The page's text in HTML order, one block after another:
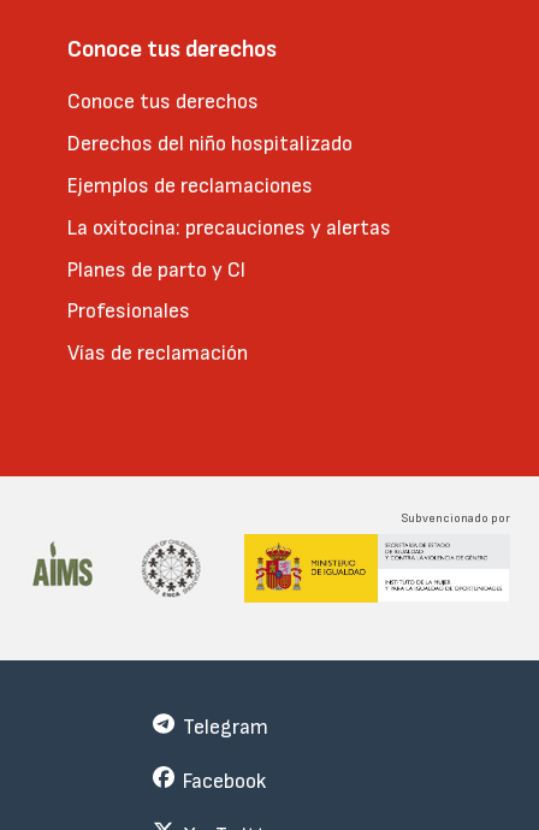
Conoce tus derechos
Conoce tus derechos
Derechos del niño hospitalizado
Ejemplos de reclamaciones
La oxitocina: precauciones y alertas
Planes de parto y CI
Profesionales
Vías de reclamación
Subvencionado por
Telegram
Facebook